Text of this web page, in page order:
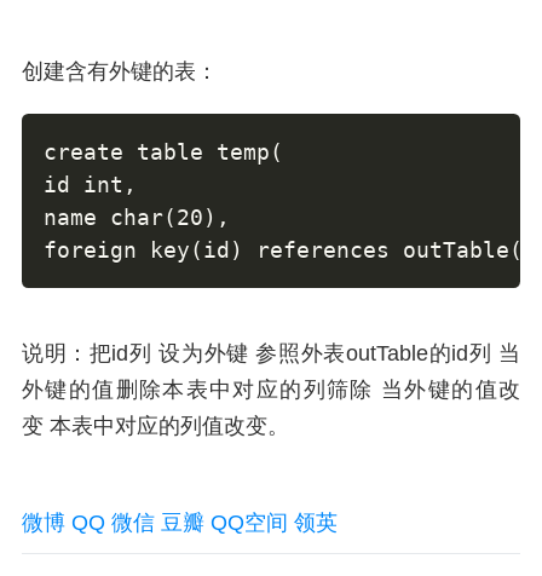
创建含有外键的表：
create table temp(
id int,
name char(20),
foreign key(id) references
说明：把id列 设为外键 参照外表outTable的id列 当
外键的值删除本表中对应的列筛除 当外键的值改
变 本表中对应的列值改变。
微博 QQ 微信 豆瓣 QQ空间 领英